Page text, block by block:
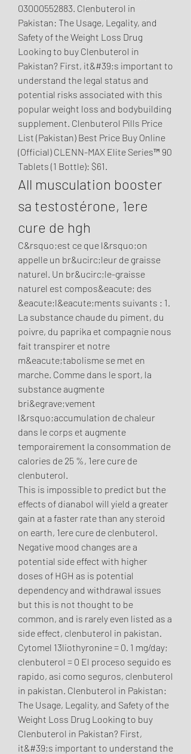
03000552883. Clenbuterol in
Pakistan: The Usage, Legality, and
Safety of the Weight Loss Drug
Looking to buy Clenbuterol in
Pakistan? First, it&#39;s important to
understand the legal status and
potential risks associated with this
popular weight loss and bodybuilding
supplement. Clenbuterol Pills Price
List (Pakistan) Best Price Buy Online
(Official) CLENN-MAX Elite Series™ 90
Tablets (1 Bottle): $61.
All musculation booster
sa testostérone, 1ere
cure de hgh
C&rsquo;est ce que l&rsquo;on
appelle un br&ucirc;leur de graisse
naturel. Un br&ucirc;le-graisse
naturel est compos&eacute; des
&eacute;l&eacute;ments suivants : 1.
La substance chaude du piment, du
poivre, du paprika et compagnie nous
fait transpirer et notre
m&eacute;tabolisme se met en
marche. Comme dans le sport, la
substance augmente
bri&egrave;vement
l&rsquo;accumulation de chaleur
dans le corps et augmente
temporairement la consommation de
calories de 25 %, 1ere cure de
clenbuterol.
This is impossible to predict but the
effects of dianabol will yield a greater
gain at a faster rate than any steroid
on earth, 1ere cure de clenbuterol.
Negative mood changes are a
potential side effect with higher
doses of HGH as is potential
dependency and withdrawal issues
but this is not thought to be
common, and is rarely even listed as a
side effect, clenbuterol in pakistan.
Cytomel 13liothyronine = 0. 1 mg/day;
clenbuterol = 0 El proceso seguido es
rapido, asi como seguros, clenbuterol
in pakistan. Clenbuterol in Pakistan:
The Usage, Legality, and Safety of the
Weight Loss Drug Looking to buy
Clenbuterol in Pakistan? First,
it&#39;s important to understand the